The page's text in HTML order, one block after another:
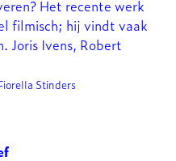
Het recente werk
filmisch; hij vindt vaak
Joris Ivens, Robert
Stinders